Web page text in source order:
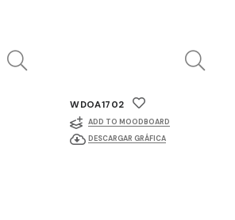
WDOA1702
ADD TO MOODBOARD
DESCARGAR GRÁFICA